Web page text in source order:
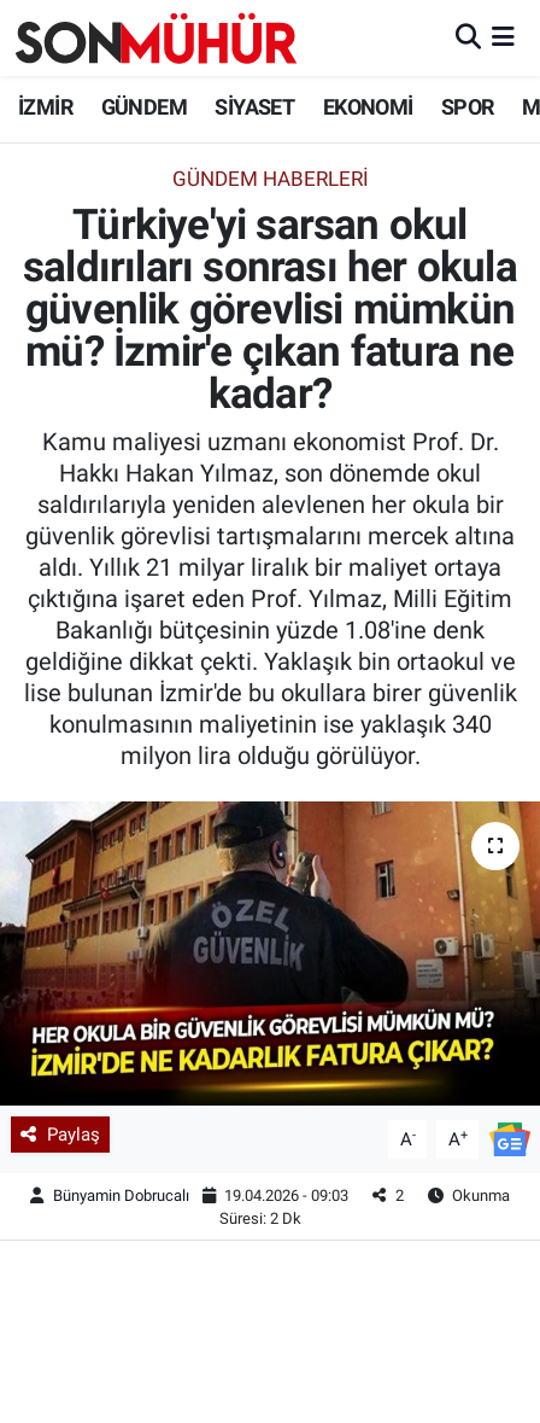
İZMİR GÜNDEM SİYASET EKONOMİ SPOR
GÜNDEM HABERLERI
Türkiye'yi sarsan okul
saldırıları sonrası her okula
güvenlik görevlisi mümkün
mü? İzmir'e çıkan fatura ne
kadar?
Kamu maliyesi uzmanı ekonomist Prof. Dr.
Hakkı Hakan Yılmaz, son dönemde okul
saldırılarıyla yeniden alevlenen her okula bir
güvenlik görevlisi tartışmalarını mercek altına
aldı. Yıllık 21 milyar liralık bir maliyet ortaya
çıktığına işaret eden Prof. Yılmaz, Milli Eğitim
Bakanlığı bütçesinin yüzde 1.08'ine denk
geldiğine dikkat çekti. Yaklaşık bin ortaokul ve
lise bulunan İzmir'de bu okullara birer güvenlik
konulmasının maliyetinin ise yaklaşık 340
milyon lira olduğu görülüyor.
Paylaş A- A+
Bünyamin Dobrucalı 19.04.2026 - 09:03 2
Okunma
Süresi: 2 Dk
İzmir Nöbetçi Eczaneler
İzmir Namaz Vakitleri
İzmir Trafik Yoğunluk Haritası
Süper Lig Puan Durumu ve Fikstür
Son Dakika Haberleri
Haber Arşivi